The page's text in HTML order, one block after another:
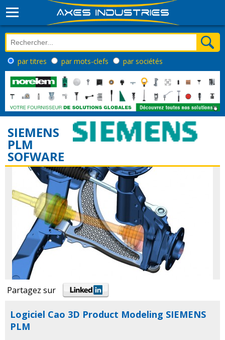
par titres par mots-clefs par sociétés
SIEMENS
PLM
SOFWARE
Partagez sur
Logiciel Cao 3D Product Modeling SIEMENS
PLM